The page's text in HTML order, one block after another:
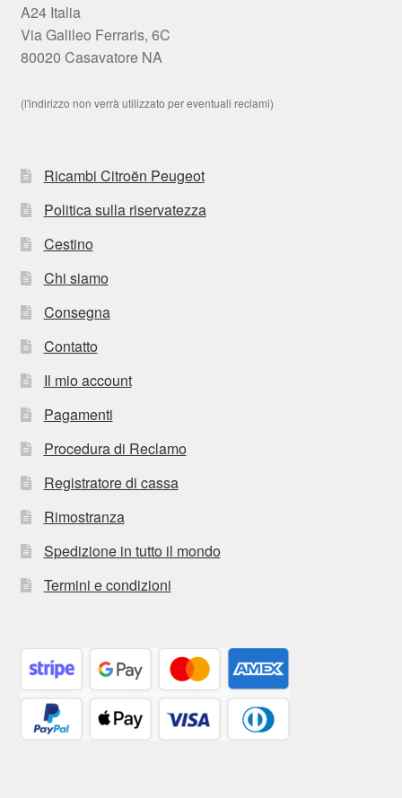
A24 Italia
Via Galileo Ferraris, 6C
80020 Casavatore NA
(l'indirizzo non verrà utilizzato per eventuali reclami)
Ricambi Citroën Peugeot
Politica sulla riservatezza
Cestino
Chi siamo
Consegna
Contatto
Il mio account
Pagamenti
Procedura di Reclamo
Registratore di cassa
Rimostranza
Spedizione in tutto il mondo
Termini e condizioni